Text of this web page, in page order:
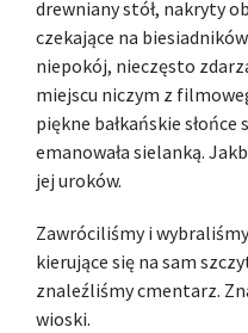
drewniany stół, nakryty
czekające na
niepokój, nieczęsto
miejscu niczym z
piękne bałkańskie słońce
emanowała sielanką.
jej uroków.
Zawróciliśmy i
kierujące się na sam
znaleźliśmy cmentarz.
wioski.